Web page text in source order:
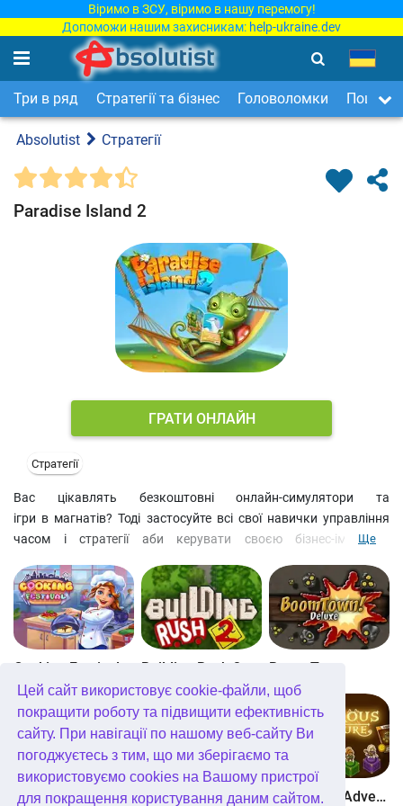
Цей сайт використовує cookie-файли, щоб
покращити роботу та підвищити ефективність
сайту. При навігації по нашому веб-сайту Ви
погоджуєтесь з тим, що ми зберігаємо та
використовуємо cookies на Вашому пристрої
для покращення користування даним сайтом.
Віримо в ЗСУ, віримо в нашу перемогу!
Допоможи нашим захисникам: help-ukraine.dev
Три в ряд Стратегії та бізнес Головоломки Пошук
Absolutist Стратегії
Paradise Island 2
ГРАТИ ОНЛАЙН
Стратегії
Вас цікавлять безкоштовні онлайн-симулятори та
ігри в магнатів? Тоді застосуйте всі свої навички управління
часом і стратегії аби керувати своєю бізнес-імперією,
Допоможіть Наомі відреставрувати будівлі, відкривати нові
туристичні пам'ятки та розпоряджатися статками з метою
стати готельним магнатом. Управління ресурсами є складною
задачею, оскільки великі сучасні готелі приваблюють багато
туристів, але також потребують багато енергії, включаючи
електроенергію. Тож використовуйте свої навички стратегії та
містобудування, щоб задовольнити всі потреби клієнтів.
Грайте в бізнес-симулятор онлайн безкоштовно зі своїми
друзями, щоб прогресувати швидше та ефективніше.
Ще
Cooking Festival Building Rush 2 Boom Town
Dangerous Adventure The Smurfs Cooking Dangerous Adventure 2